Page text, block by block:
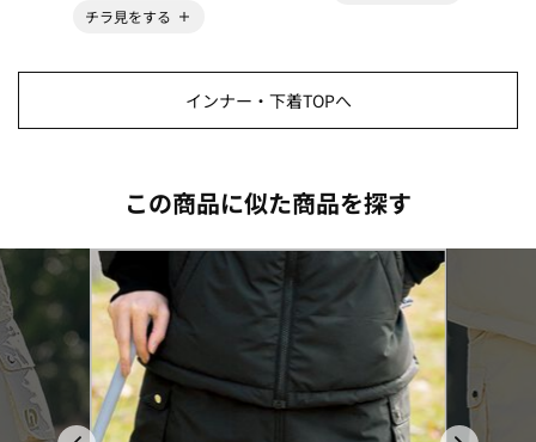
チラ見をする
インナー・下着TOPへ
この商品に似た商品を探す